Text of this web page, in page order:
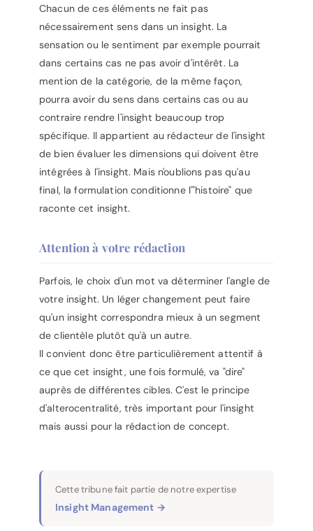
Chacun de ces éléments ne fait pas
nécessairement sens dans un insight. La
sensation ou le sentiment par exemple pourrait
dans certains cas ne pas avoir d'intérêt. La
mention de la catégorie, de la même façon,
pourra avoir du sens dans certains cas ou au
contraire rendre l'insight beaucoup trop
spécifique. Il appartient au rédacteur de l'insight
de bien évaluer les dimensions qui doivent être
intégrées à l'insight. Mais n'oublions pas qu'au
final, la formulation conditionne l'"histoire" que
raconte cet insight.
Attention à votre rédaction
Parfois, le choix d'un mot va déterminer l'angle de
votre insight. Un léger changement peut faire
qu'un insight correspondra mieux à un segment
de clientèle plutôt qu'à un autre.
Il convient donc être particulièrement attentif à
ce que cet insight, une fois formulé, va "dire"
auprès de différentes cibles. C'est le principe
d'alterocentralité, très important pour l'insight
mais aussi pour la rédaction de concept.
Cette tribune fait partie de notre expertise
Insight Management →